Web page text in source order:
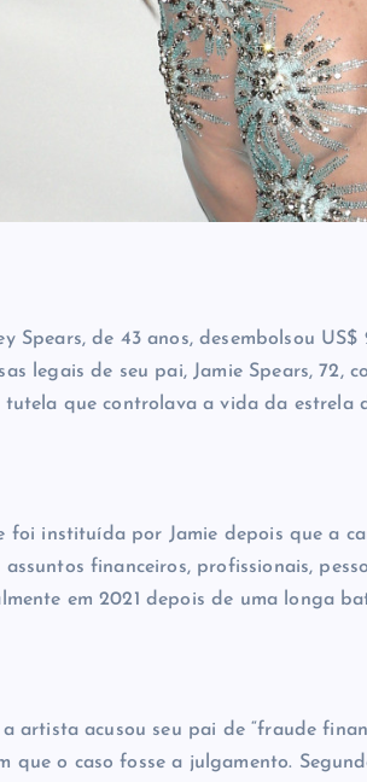
Spears, de 43 anos, desembolsou
legais de seu pai, Jamie Spears,
que controlava a vida da estrela
foi instituída por Jamie depois que a
financeiros, profissionais,
em 2021 depois de uma longa
a artista acusou seu pai de “fraude
que o caso fosse a julgamento.